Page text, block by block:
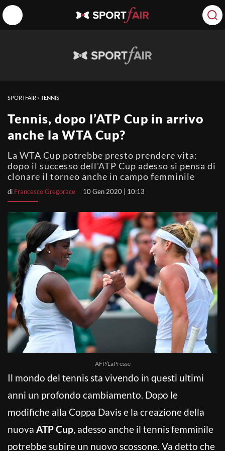
SPORTFAIR »TENNIS
Tennis, dopo l’ATP Cup in arrivo
anche la WTA Cup?
La WTA Cup potrebbe presto prendere vita:
dopo il successo dell'ATP Cup adesso si pensa di
clonare il torneo anche in campo femminile
di Francesco Gregorace 10 Gen 2020 | 10:13
AFP/LaPresse
Il mondo del tennis sta vivendo in questi ultimi
anni un profondo cambiamento. Dopo le
modifiche alla Coppa Davis e la creazione della
nuova ATP Cup, adesso anche il tennis femminile
potrebbe subire un nuovo scossone. Va detto che